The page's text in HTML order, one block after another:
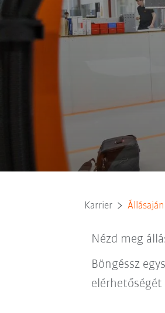
Karrier
Nézd meg
Böngéssz